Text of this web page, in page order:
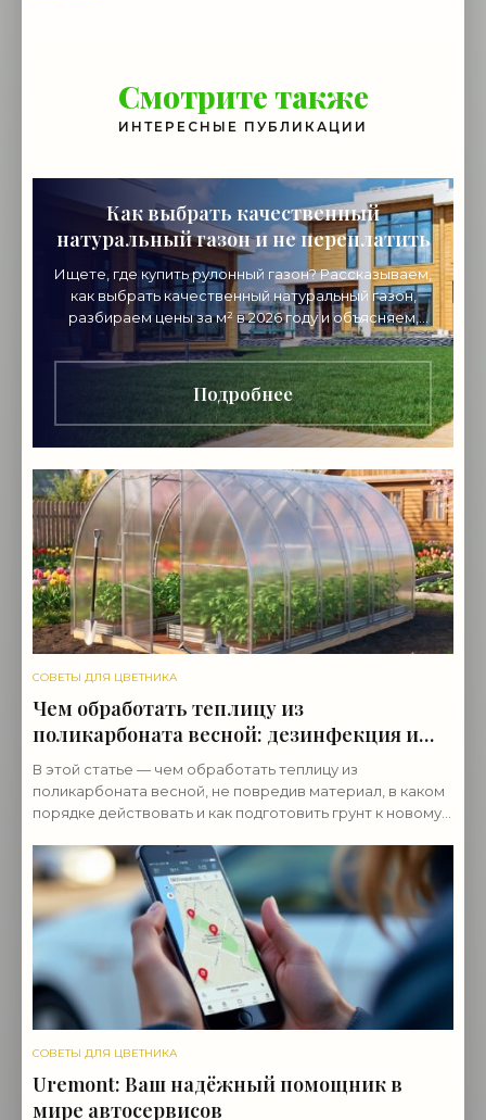
Смотрите также
ИНТЕРЕСНЫЕ ПУБЛИКАЦИИ
Как выбрать качественный
натуральный газон и не переплатить
Ищете, где купить рулонный газон? Рассказываем,
как выбрать качественный натуральный газон,
разбираем цены за м² в 2026 году и объясняем,
почему стоит покупать напрямую от
производителя.
Подробнее
СОВЕТЫ ДЛЯ ЦВЕТНИКА
Чем обработать теплицу из
поликарбоната весной: дезинфекция и
подготовка
В этой статье — чем обработать теплицу из
поликарбоната весной, не повредив материал, в каком
порядке действовать и как подготовить грунт к новому
СОВЕТЫ ДЛЯ ЦВЕТНИКА
Uremont: Ваш надёжный помощник в
мире автосервисов